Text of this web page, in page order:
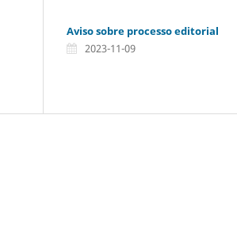
Aviso sobre processo editorial
2023-11-09